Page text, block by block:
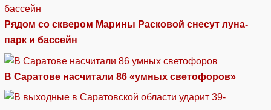
Рядом со сквером Марины Расковой снесут луна-
парк и бассейн
В Саратове насчитали 86 «умных светофоров»